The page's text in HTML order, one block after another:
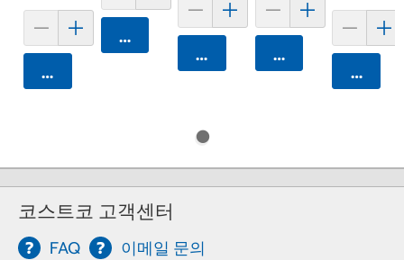
카트에 담기
카트에 담기
카트에 담기 카트에 담기
카트에
코스트코 고객센터
FAQ 이메일 문의